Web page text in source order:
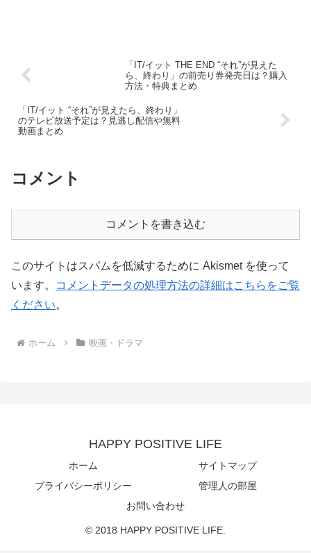
「IT/イット THE END “それ”が見えた
ら、終わり」の前売り券発売日は？購入
方法・特典まとめ
「IT/イット “それ”が見えたら、終わり」
のテレビ放送予定は？見逃し配信や無料
動画まとめ
コメント
コメントを書き込む
このサイトはスパムを低減するために Akismet を使って
います。
コメントデータの処理方法の詳細はこちらをご覧
ください。
ホーム 映画・ドラマ
HAPPY POSITIVE LIFE
ホーム
サイトマップ
プライバシーポリシー
管理人の部屋
お問い合わせ
© 2018 HAPPY POSITIVE LIFE.